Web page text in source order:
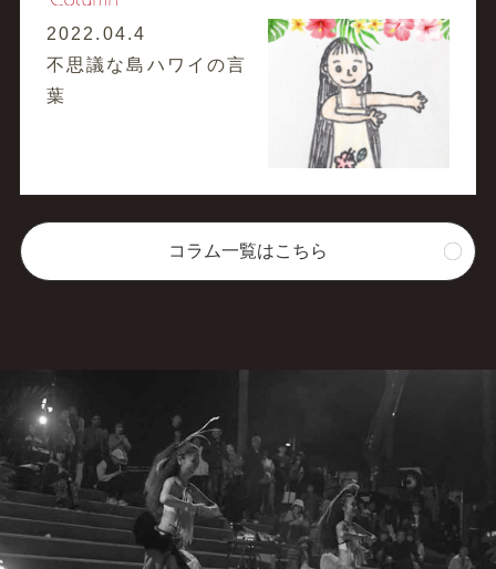
2022.04.4
不思議な島ハワイの言
葉
コラム一覧はこちら